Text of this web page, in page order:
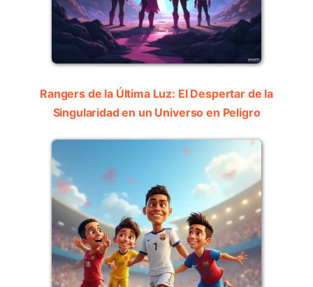
Rangers de la Última Luz: El Despertar de la
Singularidad en un Universo en Peligro